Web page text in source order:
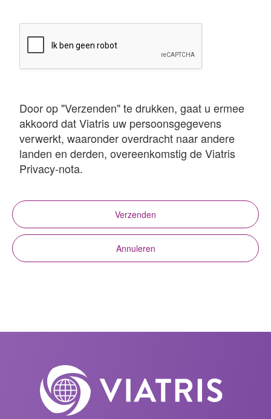
Door op "Verzenden" te drukken, gaat u ermee
akkoord dat Viatris uw persoonsgegevens
verwerkt, waaronder overdracht naar andere
landen en derden, overeenkomstig de Viatris
Privacy-nota.
Verzenden
Annuleren